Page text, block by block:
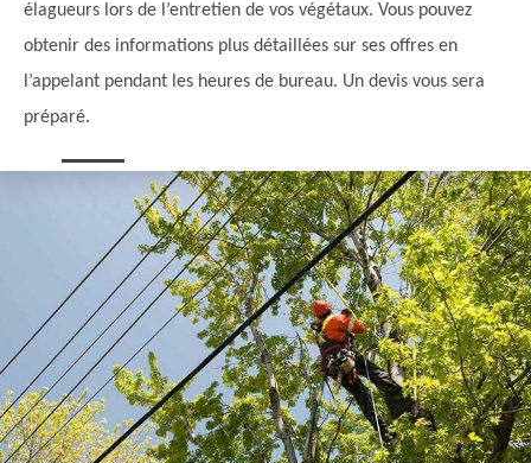
élagueurs lors de l’entretien de vos végétaux. Vous pouvez
obtenir des informations plus détaillées sur ses offres en
l’appelant pendant les heures de bureau. Un devis vous sera
préparé.